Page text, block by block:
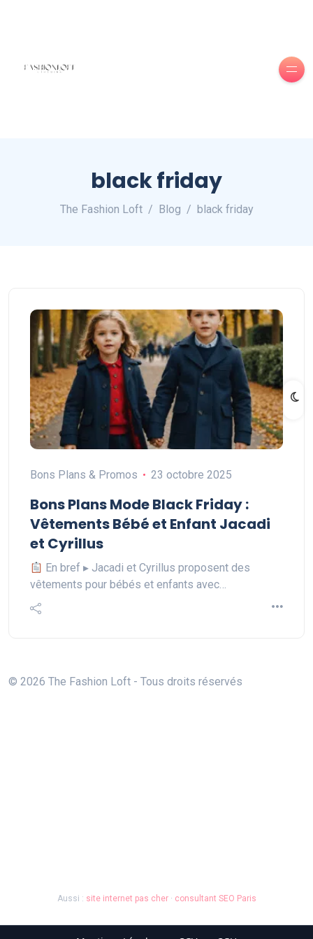
black friday
The Fashion Loft Blog black friday
Bons Plans & Promos 23 octobre 2025
Bons Plans Mode Black Friday :
Vêtements Bébé et Enfant Jacadi
et Cyrillus
En bref ▸ Jacadi et Cyrillus proposent des
vêtements pour bébés et enfants avec…
© 2026 The Fashion Loft - Tous droits réservés
Aussi : site internet pas cher· consultant SEO Paris